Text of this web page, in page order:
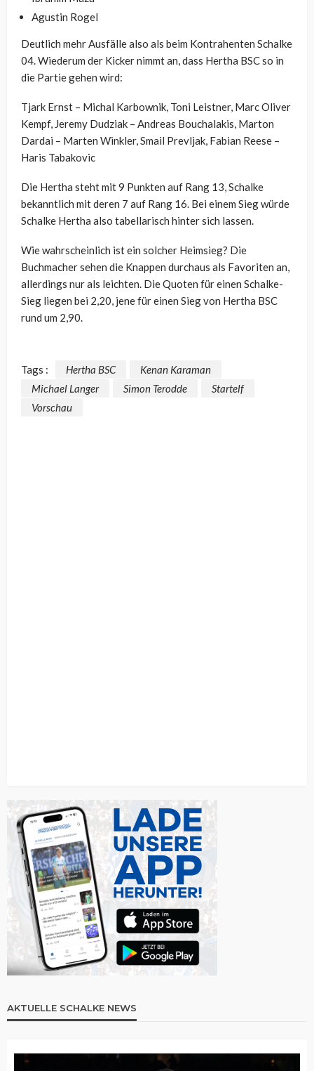
Agustin Rogel
Deutlich mehr Ausfälle also als beim Kontrahenten Schalke
04. Wiederum der Kicker nimmt an, dass Hertha BSC so in
die Partie gehen wird:
Tjark Ernst – Michal Karbownik, Toni Leistner, Marc Oliver
Kempf, Jeremy Dudziak – Andreas Bouchalakis, Marton
Dardai – Marten Winkler, Smail Prevljak, Fabian Reese –
Haris Tabakovic
Die Hertha steht mit 9 Punkten auf Rang 13, Schalke
bekanntlich mit deren 7 auf Rang 16. Bei einem Sieg würde
Schalke Hertha also tabellarisch hinter sich lassen.
Wie wahrscheinlich ist ein solcher Heimsieg? Die
Buchmacher sehen die Knappen durchaus als Favoriten an,
allerdings nur als leichten. Die Quoten für einen Schalke-
Sieg liegen bei 2,20, jene für einen Sieg von Hertha BSC
rund um 2,90.
Tags : Hertha BSC
Kenan Karaman
Michael Langer
Simon Terodde
Startelf
Vorschau
AKTUELLE SCHALKE NEWS